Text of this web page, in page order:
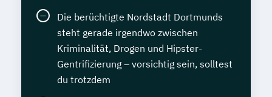
Die berüchtigte Nordstadt Dortmunds
steht gerade irgendwo zwischen
Kriminalität, Drogen und Hipster-
Gentrifizierung – vorsichtig sein, solltest
du trotzdem